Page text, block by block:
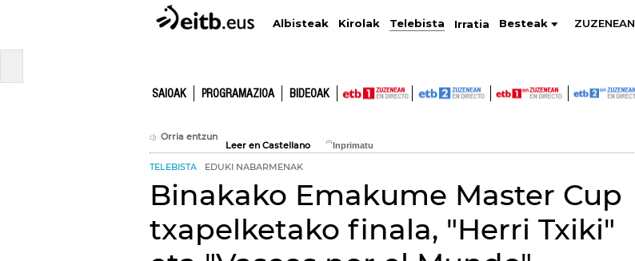
Albisteak Kirolak Telebista Irratia Besteak ZUZENEAN
SAIOAK PROGRAMAZIOA BIDEOAK
Orria entzun
Leer en Castellano
TELEBISTA EDUKI NABARMENAK
Binakako Emakume Master Cup
txapelketako finala, "Herri Txiki"